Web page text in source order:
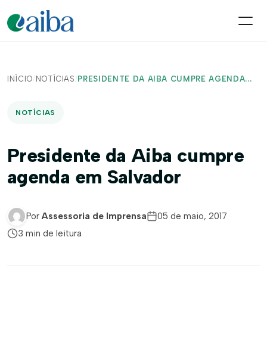
INÍCIO/ NOTÍCIAS / PRESIDENTE DA AIBA CUMPRE AGENDA...
NOTÍCIAS
Presidente da Aiba cumpre
agenda em Salvador
Por Assessoria de Imprensa
05 de maio, 2017
3 min de leitura